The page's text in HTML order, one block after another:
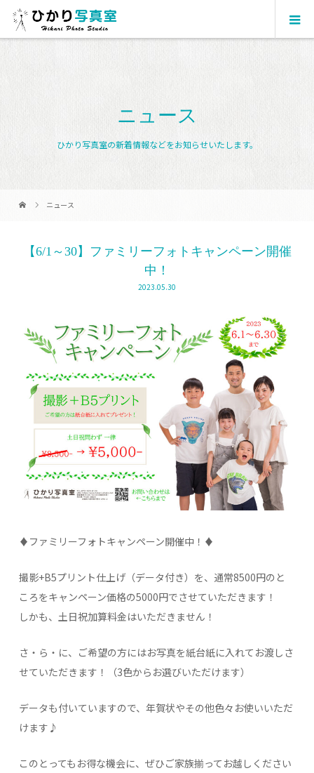
ニュース
ひかり写真室の新着情報などをお知らせいたします。
ニュース
【6/1～30】ファミリーフォトキャンペーン開催
中！
2023.05.30
♦ファミリーフォトキャンペーン開催中！♦
撮影+B5プリント仕上げ（データ付き）を、通常8500円のと
ころをキャンペーン価格の5000円でさせていただきます！
しかも、土日祝加算料金はいただきません！
さ・ら・に、ご希望の方にはお写真を紙台紙に入れてお渡しさ
せていただきます！（3色からお選びいただけます）
データも付いていますので、年賀状やその他色々お使いいただ
けます♪
このとってもお得な機会に、ぜひご家族揃ってお越しください